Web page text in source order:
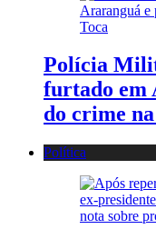
Polícia
furtado em
do crime
Política